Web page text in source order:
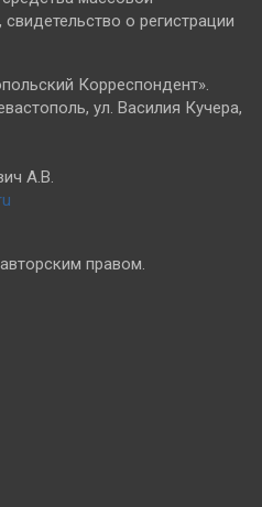
о регистрации
Корреспондент».
ул. Василия Кучера,
А.В.
правом.